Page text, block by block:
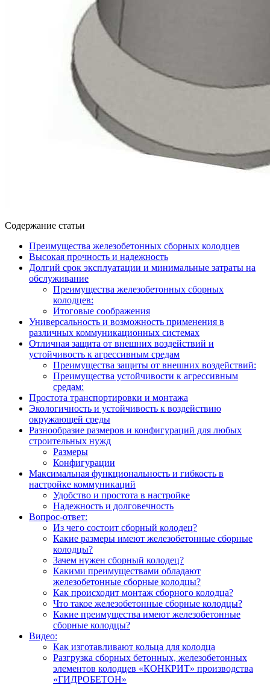
Содержание статьи
Преимущества железобетонных сборных колодцев
Высокая прочность и надежность
Долгий срок эксплуатации и минимальные затраты на
обслуживание
Преимущества железобетонных сборных
колодцев:
Итоговые соображения
Универсальность и возможность применения в
различных коммуникационных системах
Отличная защита от внешних воздействий и
устойчивость к агрессивным средам
Преимущества защиты от внешних воздействий:
Преимущества устойчивости к агрессивным
средам:
Простота транспортировки и монтажа
Экологичность и устойчивость к воздействию
окружающей среды
Разнообразие размеров и конфигураций для любых
строительных нужд
Размеры
Конфигурации
Максимальная функциональность и гибкость в
настройке коммуникаций
Удобство и простота в настройке
Надежность и долговечность
Вопрос-ответ:
Из чего состоит сборный колодец?
Какие размеры имеют железобетонные сборные
колодцы?
Зачем нужен сборный колодец?
Какими преимуществами обладают
железобетонные сборные колодцы?
Как происходит монтаж сборного колодца?
Что такое железобетонные сборные колодцы?
Какие преимущества имеют железобетонные
сборные колодцы?
Видео:
Как изготавливают кольца для колодца
Разгрузка сборных бетонных, железобетонных
элементов колодцев «КОНКРИТ» производства
«ГИДРОБЕТОН»